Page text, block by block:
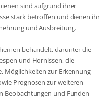
sind aufgrund ihrer
stark betroffen und dienen ihr
und Ausbreitung.
behandelt, darunter die
und Hornissen, die
Möglichkeiten zur Erkennung
Prognosen zur weiteren
Beobachtungen und Funden